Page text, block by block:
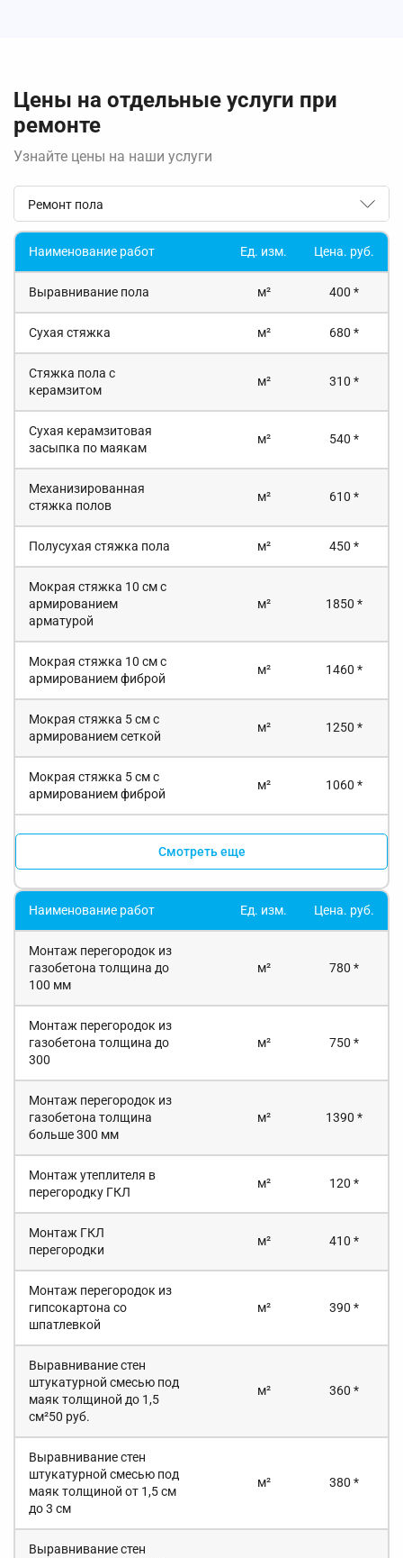
Цены на отдельные услуги при
ремонте
Узнайте цены на наши услуги
Ремонт пола
Наименование работ Ед. изм. Цена. руб.
Выравнивание пола м² 400 *
Сухая стяжка м² 680 *
Стяжка пола с
керамзитом
м² 310 *
Сухая керамзитовая
засыпка по маякам
м² 540 *
Механизированная
стяжка полов
м² 610 *
Полусухая стяжка пола м² 450 *
Мокрая стяжка 10 см с
армированием
арматурой
м² 1850 *
Мокрая стяжка 10 см с
армированием фиброй
м² 1460 *
Мокрая стяжка 5 см с
армированием сеткой
м² 1250 *
Мокрая стяжка 5 см с
армированием фиброй
м² 1060 *
Смотреть еще
Наименование работ Ед. изм. Цена. руб.
Монтаж перегородок из
газобетона толщина до
100 мм
м² 780 *
Монтаж перегородок из
газобетона толщина до
300
м² 750 *
Монтаж перегородок из
газобетона толщина
больше 300 мм
м² 1390 *
Монтаж утеплителя в
перегородку ГКЛ
м² 120 *
Монтаж ГКЛ
перегородки
м² 410 *
Монтаж перегородок из
гипсокартона со
шпатлевкой
м² 390 *
Выравнивание стен
штукатурной смесью под
маяк толщиной до 1,5
см²50 руб.
м² 360 *
Выравнивание стен
штукатурной смесью под
маяк толщиной от 1,5 см
до 3 см
м² 380 *
Выравнивание стен